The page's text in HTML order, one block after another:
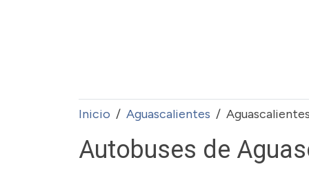
Inicio Aguascalientes
Autobuses de